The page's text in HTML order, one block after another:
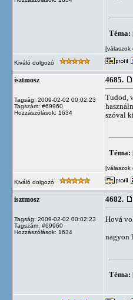
Téma:
[válaszok
Kiváló dolgozó
isztmosz
Tagság: 2009-02-02 00:02:23
Tagszám: #69960
Hozzászólások: 1634
4685.
Tudod,
szóval
Téma:
[válaszok
Kiváló dolgozó
isztmosz
Tagság: 2009-02-02 00:02:23
Tagszám: #69960
Hozzászólások: 1634
4682.
Hová
nagyon
Téma: